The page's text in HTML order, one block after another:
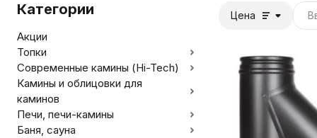
Цена
Категории
Акции
Топки
Современные камины (Hi-Tech)
Камины и облицовки для
каминов
Печи, печи-камины
Баня, сауна